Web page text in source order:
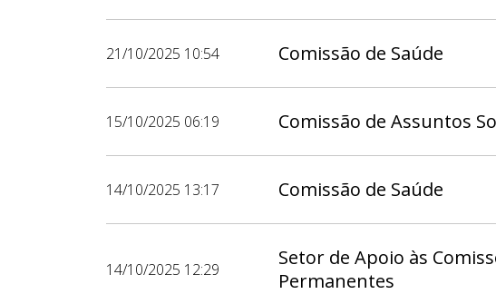
21/10/2025 10:54 Comissão de Saúde
15/10/2025 06:19 Comissão de Assuntos
14/10/2025 13:17 Comissão de Saúde
14/10/2025 12:29
Setor de Apoio às
Permanentes